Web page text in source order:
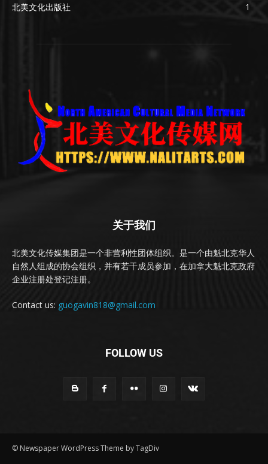
北美文化出版社
1
关于我们
北美文化传媒集团是一个非营利性团体组织。是一个由魁北克华人
自然人组成的协会组织，并有若干成员参加，在加拿大魁北克政府
企业注册处登记注册。
Contact us: guogavin818@gmail.com
FOLLOW US
© Newspaper WordPress Theme by TagDiv